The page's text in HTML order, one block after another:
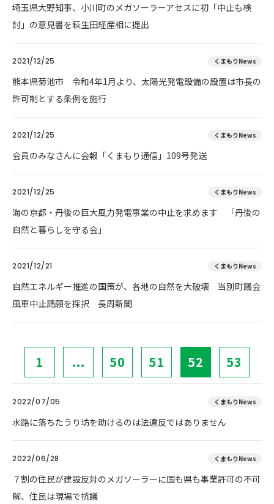
埼玉県大野知事、小川町のメガソーラーアセスに初「中止も検
討」の意見書を萩生田経産相に提出
2021/12/25 くまもりNews
熊本県菊池市 令和4年1月より、太陽光発電設備の設置は市長の
許可制とする条例を施行
2021/12/25 くまもりNews
会員のみなさんに会報「くまもり通信」109号発送
2021/12/25 くまもりNews
海の京都・丹後の巨大風力発電事業の中止を求めます 「丹後の
自然と暮らしを守る会」
2021/12/21 くまもりNews
自然エネルギー推進の国策が、各地の自然を大破壊 当別町議会
風車中止請願を採択 長周新聞
1 ... 50 51 52 53
2022/07/05 くまもりNews
水路に落ちたうり坊を助けるのは法違反ではありません
2022/06/28 くまもりNews
７割の住民が建設反対のメガソーラーに国も県も事業許可の不可
解、住民は現場で抗議